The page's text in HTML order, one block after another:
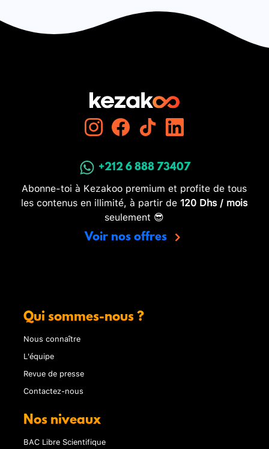
+212 6 888 73407
Abonne-toi à Kezakoo premium et profite de tous
les contenus en illimité, à partir de 120 Dhs / mois
seulement 😎
Voir nos offres
Qui sommes-nous ?
Nous connaître
L'équipe
Revue de presse
Contactez-nous
Nos niveaux
BAC Libre Scientifique